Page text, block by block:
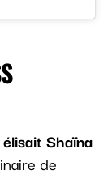
Shaïna
de